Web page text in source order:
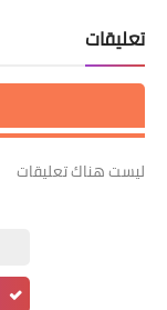
تعليقات
ليست هناك تعليقات